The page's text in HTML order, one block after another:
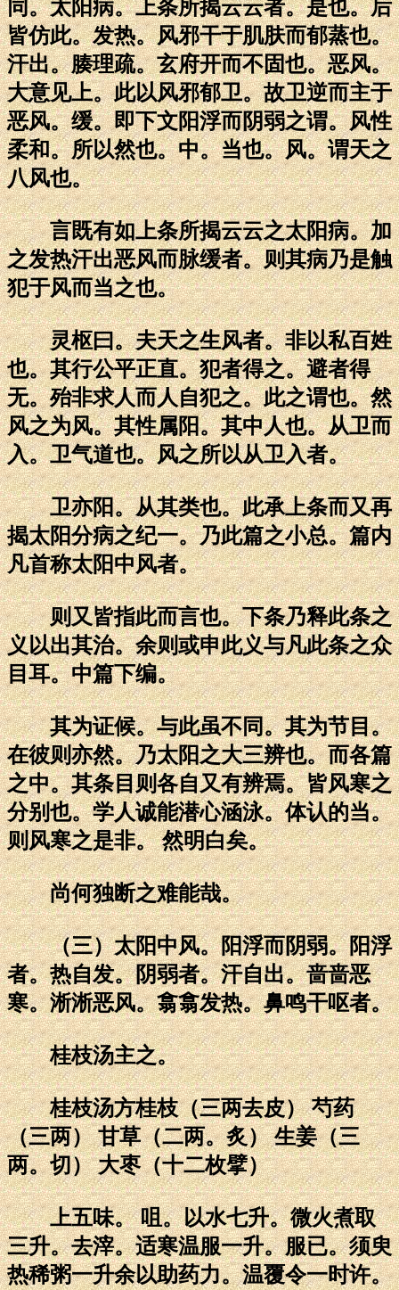
同。太阳病。上条所揭云云者。是也。后
皆仿此。发热。风邪干于肌肤而郁蒸也。
汗出。腠理疏。玄府开而不固也。恶风。
大意见上。此以风邪郁卫。故卫逆而主于
恶风。缓。即下文阳浮而阴弱之谓。风性
柔和。所以然也。中。当也。风。谓天之
八风也。
言既有如上条所揭云云之太阳病。加
之发热汗出恶风而脉缓者。则其病乃是触
犯于风而当之也。
灵枢曰。夫天之生风者。非以私百姓
也。其行公平正直。犯者得之。避者得
无。殆非求人而人自犯之。此之谓也。然
风之为风。其性属阳。其中人也。从卫而
入。卫气道也。风之所以从卫入者。
卫亦阳。从其类也。此承上条而又再
揭太阳分病之纪一。乃此篇之小总。篇内
凡首称太阳中风者。
则又皆指此而言也。下条乃释此条之
义以出其治。余则或申此义与凡此条之众
目耳。中篇下编。
其为证候。与此虽不同。其为节目。
在彼则亦然。乃太阳之大三辨也。而各篇
之中。其条目则各自又有辨焉。皆风寒之
分别也。学人诚能潜心涵泳。体认的当。
则风寒之是非。 然明白矣。
尚何独断之难能哉。
（三）太阳中风。阳浮而阴弱。阳浮
者。热自发。阴弱者。汗自出。啬啬恶
寒。淅淅恶风。翕翕发热。鼻鸣干呕者。
桂枝汤主之。
桂枝汤方桂枝（三两去皮） 芍药
（三两） 甘草（二两。炙） 生姜（三
两。切） 大枣（十二枚擘）
上五味。 咀。以水七升。微火煮取
三升。去滓。适寒温服一升。服已。须臾
热稀粥一升余以助药力。温覆令一时许。